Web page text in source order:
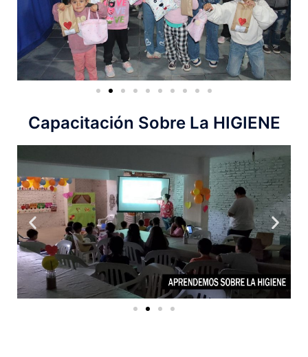
Capacitación Sobre La HIGIENE